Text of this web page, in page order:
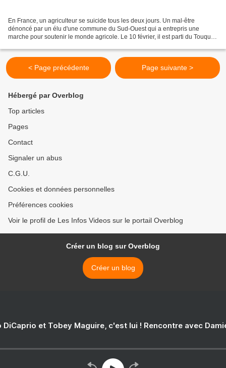
En France, un agriculteur se suicide tous les deux jours. Un mal-être
dénoncé par un élu d'une commune du Sud-Ouest qui a entrepris une
marche pour soutenir le monde agricole. Le 10 février, il est parti du Touquet
< Page précédente Page suivante >
Hébergé par Overblog
Top articles
Pages
Contact
Signaler un abus
C.G.U.
Cookies et données personnelles
Préférences cookies
Voir le profil de Les Infos Videos sur le portail Overblog
Créer un blog sur Overblog
Créer un blog
DiCaprio et Tobey Maguire, c'est lui ! Rencontre avec